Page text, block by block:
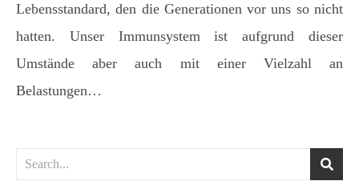
Lebensstandard, den die Generationen vor uns so nicht
hatten. Unser Immunsystem ist aufgrund dieser
Umstände aber auch mit einer Vielzahl an
Belastungen…